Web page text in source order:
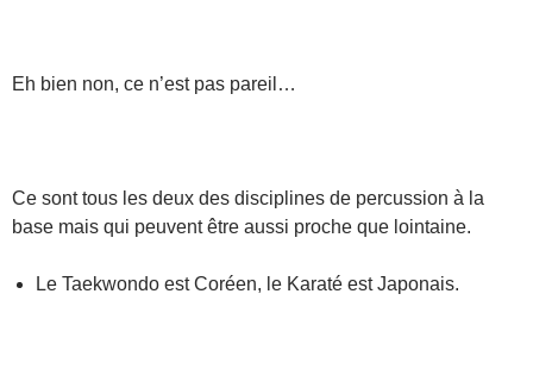
Eh bien non, ce n’est pas pareil…
Ce sont tous les deux des disciplines de percussion à la
base mais qui peuvent être aussi proche que lointaine.
Le Taekwondo est Coréen, le Karaté est Japonais.